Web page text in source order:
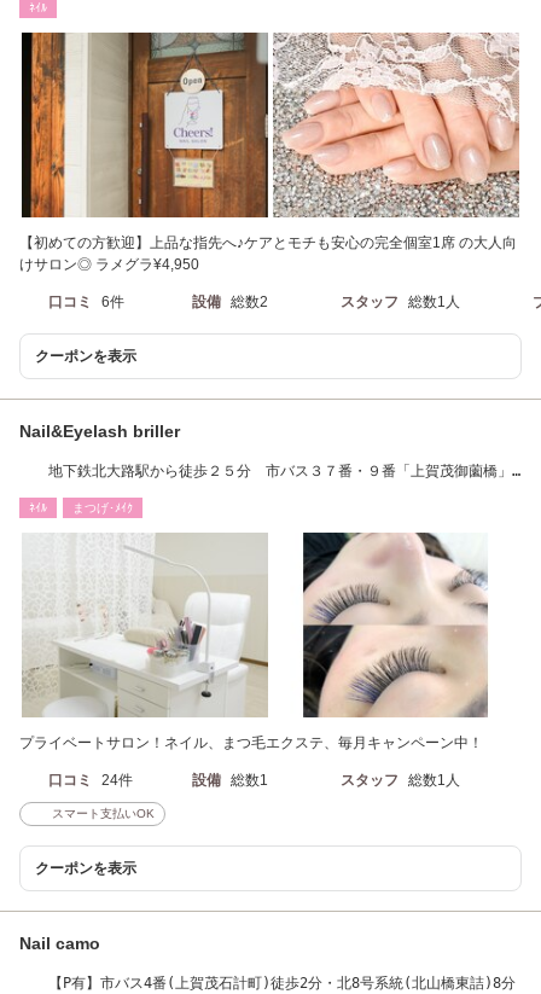
ﾈｲﾙ
【初めての方歓迎】上品な指先へ♪ケアとモチも安心の完全個室1席 の大人向
けサロン◎ ラメグラ¥4,950
口コミ 6件 設備 総数2 スタッフ 総数1人
クーポンを表示
Nail&Eyelash briller
地下鉄北大路駅から徒歩２５分 市バス３７番・９番「上賀茂御薗橋」
ﾈｲﾙ まつげ･ﾒｲｸ
プライベートサロン！ネイル、まつ毛エクステ、毎月キャンペーン中！
口コミ 24件 設備 総数1 スタッフ 総数1人
スマート支払いOK
クーポンを表示
Nail camo
【P有】市バス4番(上賀茂石計町)徒歩2分・北8号系統(北山橋東詰)8分